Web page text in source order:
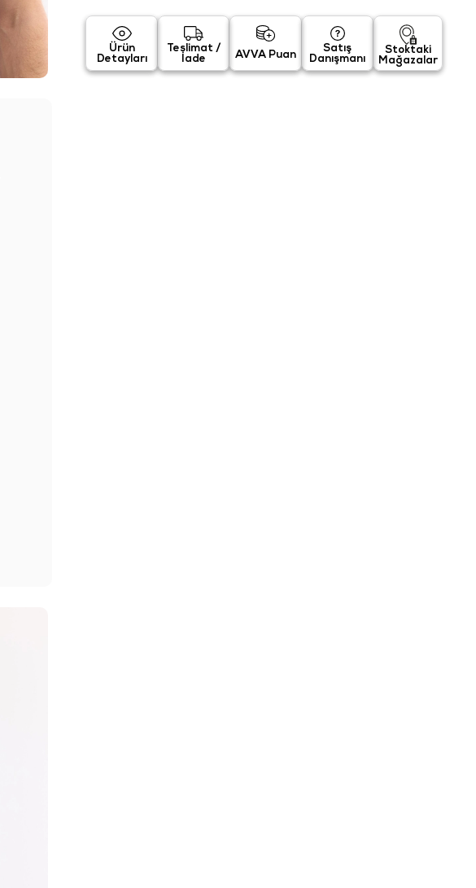
Ürün
Detayları
Teslimat /
İade
AVVA Puan
Satış
Danışmanı
Stoktaki
Mağazalar